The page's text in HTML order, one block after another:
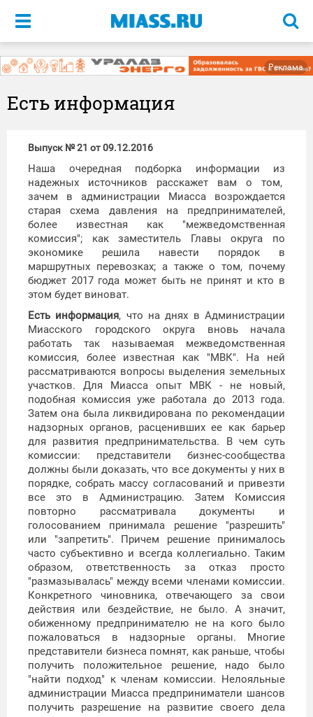
Меню
Реклама
Есть информация
Выпуск № 21 от 09.12.2016
Наша очередная подборка информации из
надежных источников расскажет вам о том,
зачем в администрации Миасса возрождается
старая схема давления на предпринимателей,
более известная как "межведомственная
комиссия"; как заместитель Главы округа по
экономике решила навести порядок в
маршрутных перевозках; а также о том, почему
бюджет 2017 года может быть не принят и кто в
этом будет виноват.
Есть информация, что на днях в Администрации
Миасского городского округа вновь начала
работать так называемая межведомственная
комиссия, более известная как "МВК". На ней
рассматриваются вопросы выделения земельных
участков. Для Миасса опыт МВК - не новый,
подобная комиссия уже работала до 2013 года.
Затем она была ликвидирована по рекомендации
надзорных органов, расценивших ее как барьер
для развития предпринимательства. В чем суть
комиссии: представители бизнес-сообщества
должны были доказать, что все документы у них в
порядке, собрать массу согласований и привезти
все это в Администрацию. Затем Комиссия
повторно рассматривала документы и
голосованием принимала решение "разрешить"
или "запретить". Причем решение принималось
часто субъективно и всегда коллегиально. Таким
образом, ответственность за отказ просто
"размазывалась" между всеми членами комиссии.
Конкретного чиновника, отвечающего за свои
действия или бездействие, не было. А значит,
обиженному предпринимателю не на кого было
пожаловаться в надзорные органы. Многие
представители бизнеса помнят, как раньше, чтобы
получить положительное решение, надо было
"найти подход" к членам комиссии. Нелояльные
администрации Миасса предприниматели шансов
получить разрешение на развитие своего дела